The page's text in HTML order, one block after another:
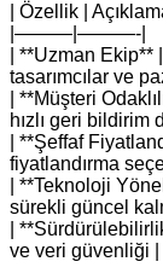
| Özellik |
|———|———-|
| **Uzman Ekip**
tasarımcılar ve
| **Müşteri
hızlı geri bildirim
| **Şeffaf
fiyatlandırma
| **Teknoloji
sürekli güncel
|
ve veri güvenliği |